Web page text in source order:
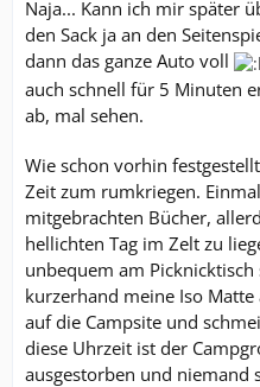
Naja... Kann ich mir später
den Sack ja an den
dann das ganze Auto voll
auch schnell für 5 Minuten
ab, mal sehen.
Wie schon vorhin
Zeit zum rumkriegen.
mitgebrachten Bücher,
hellichten Tag im Zelt zu
unbequem am Picknicktisch
kurzerhand meine Iso
auf die Campsite und
diese Uhrzeit ist der
ausgestorben und niemand